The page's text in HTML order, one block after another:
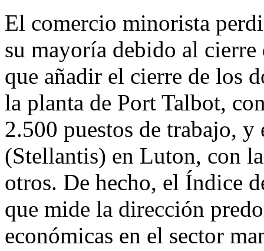
El comercio minorista
su mayoría debido al cierre
que añadir el cierre de los
la planta de Port Talbot,
2.500 puestos de trabajo,
(Stellantis) en Luton, con
otros. De hecho, el Índice
que mide la dirección
económicas en el sector